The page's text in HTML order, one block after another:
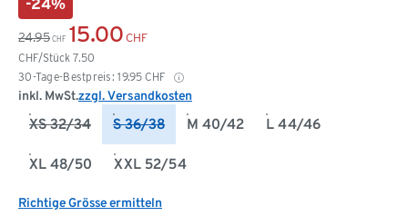
-24%
24.95 CHF 15.00 CHF
CHF/Stück 7.50
30-Tage-Bestpreis: 19.95 CHF
inkl. MwSt.zzgl. Versandkosten
XS 32/34 S 36/38 M 40/42 L 44/46
XL 48/50 XXL 52/54
Richtige Grösse ermitteln